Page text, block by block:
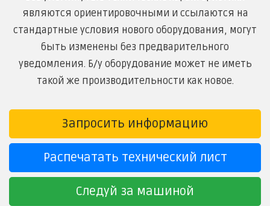
являются ориентировочными и ссылаются на
стандартные условия нового оборудования, могут
быть изменены без предварительного
уведомления. Б/у оборудование может не иметь
такой же производительности как новое.
Запросить информацию
Распечатать технический лист
Следуй за машиной